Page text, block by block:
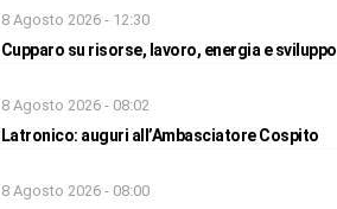
8 Agosto 2026 - 12:30
Cupparo su risorse, lavoro, energia e sviluppo
8 Agosto 2026 - 08:02
Latronico: auguri all’Ambasciatore Cospito
8 Agosto 2026 - 08:00